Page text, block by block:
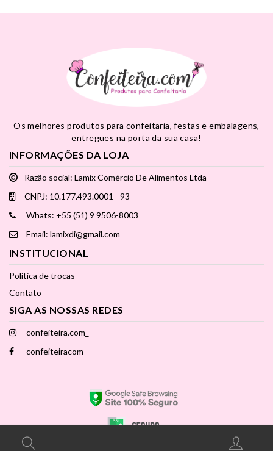
Os melhores produtos para confeitaria, festas e embalagens,
entregues na porta da sua casa!
INFORMAÇÕES DA LOJA
Razão social: Lamix Comércio De Alimentos Ltda
CNPJ: 10.177.493.0001 - 93
Whats: +55 (51) 9 9506-8003
Email: lamixdi@gmail.com
INSTITUCIONAL
Política de trocas
Contato
SIGA AS NOSSAS REDES
confeiteira.com_
confeiteiracom